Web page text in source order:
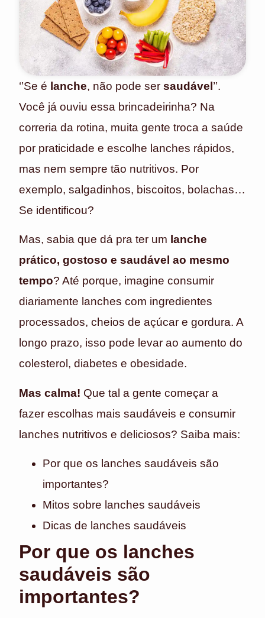
‘’Se é lanche, não pode ser saudável ’’.
Você já ouviu essa brincadeirinha? Na
correria da rotina, muita gente troca a saúde
por praticidade e escolhe lanches rápidos,
mas nem sempre tão nutritivos. Por
exemplo, salgadinhos, biscoitos, bolachas…
Se identificou?
Mas, sabia que dá pra ter um lanche
prático, gostoso e saudável ao mesmo
tempo? Até porque, imagine consumir
diariamente lanches com ingredientes
processados, cheios de açúcar e gordura. A
longo prazo, isso pode levar ao aumento do
colesterol, diabetes e obesidade.
Mas calma! Que tal a gente começar a
fazer escolhas mais saudáveis e consumir
lanches nutritivos e deliciosos? Saiba mais:
Por que os lanches saudáveis são
importantes?
Mitos sobre lanches saudáveis
Dicas de lanches saudáveis
Por que os lanches
saudáveis são
importantes?